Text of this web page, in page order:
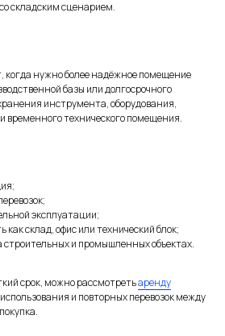
складским сценарием.
когда нужно более надёжное помещение
базы или долгосрочного
инструмента, оборудования,
временного технического помещения.
эксплуатации;
как склад, офис или технический блок;
строительных и промышленных объектах.
срок, можно рассмотретьаренду
и повторных перевозок между